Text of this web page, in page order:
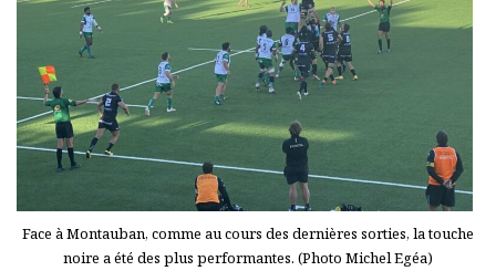
Face à Montauban, comme au cours des dernières sorties, la touche
noire a été des plus performantes. (Photo Michel Egéa)